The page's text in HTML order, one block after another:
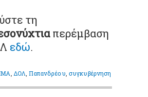
τη
περέμβαση
εδώ.
ΔΟΛ ,Παπανδρέου συγκυβέρνηση